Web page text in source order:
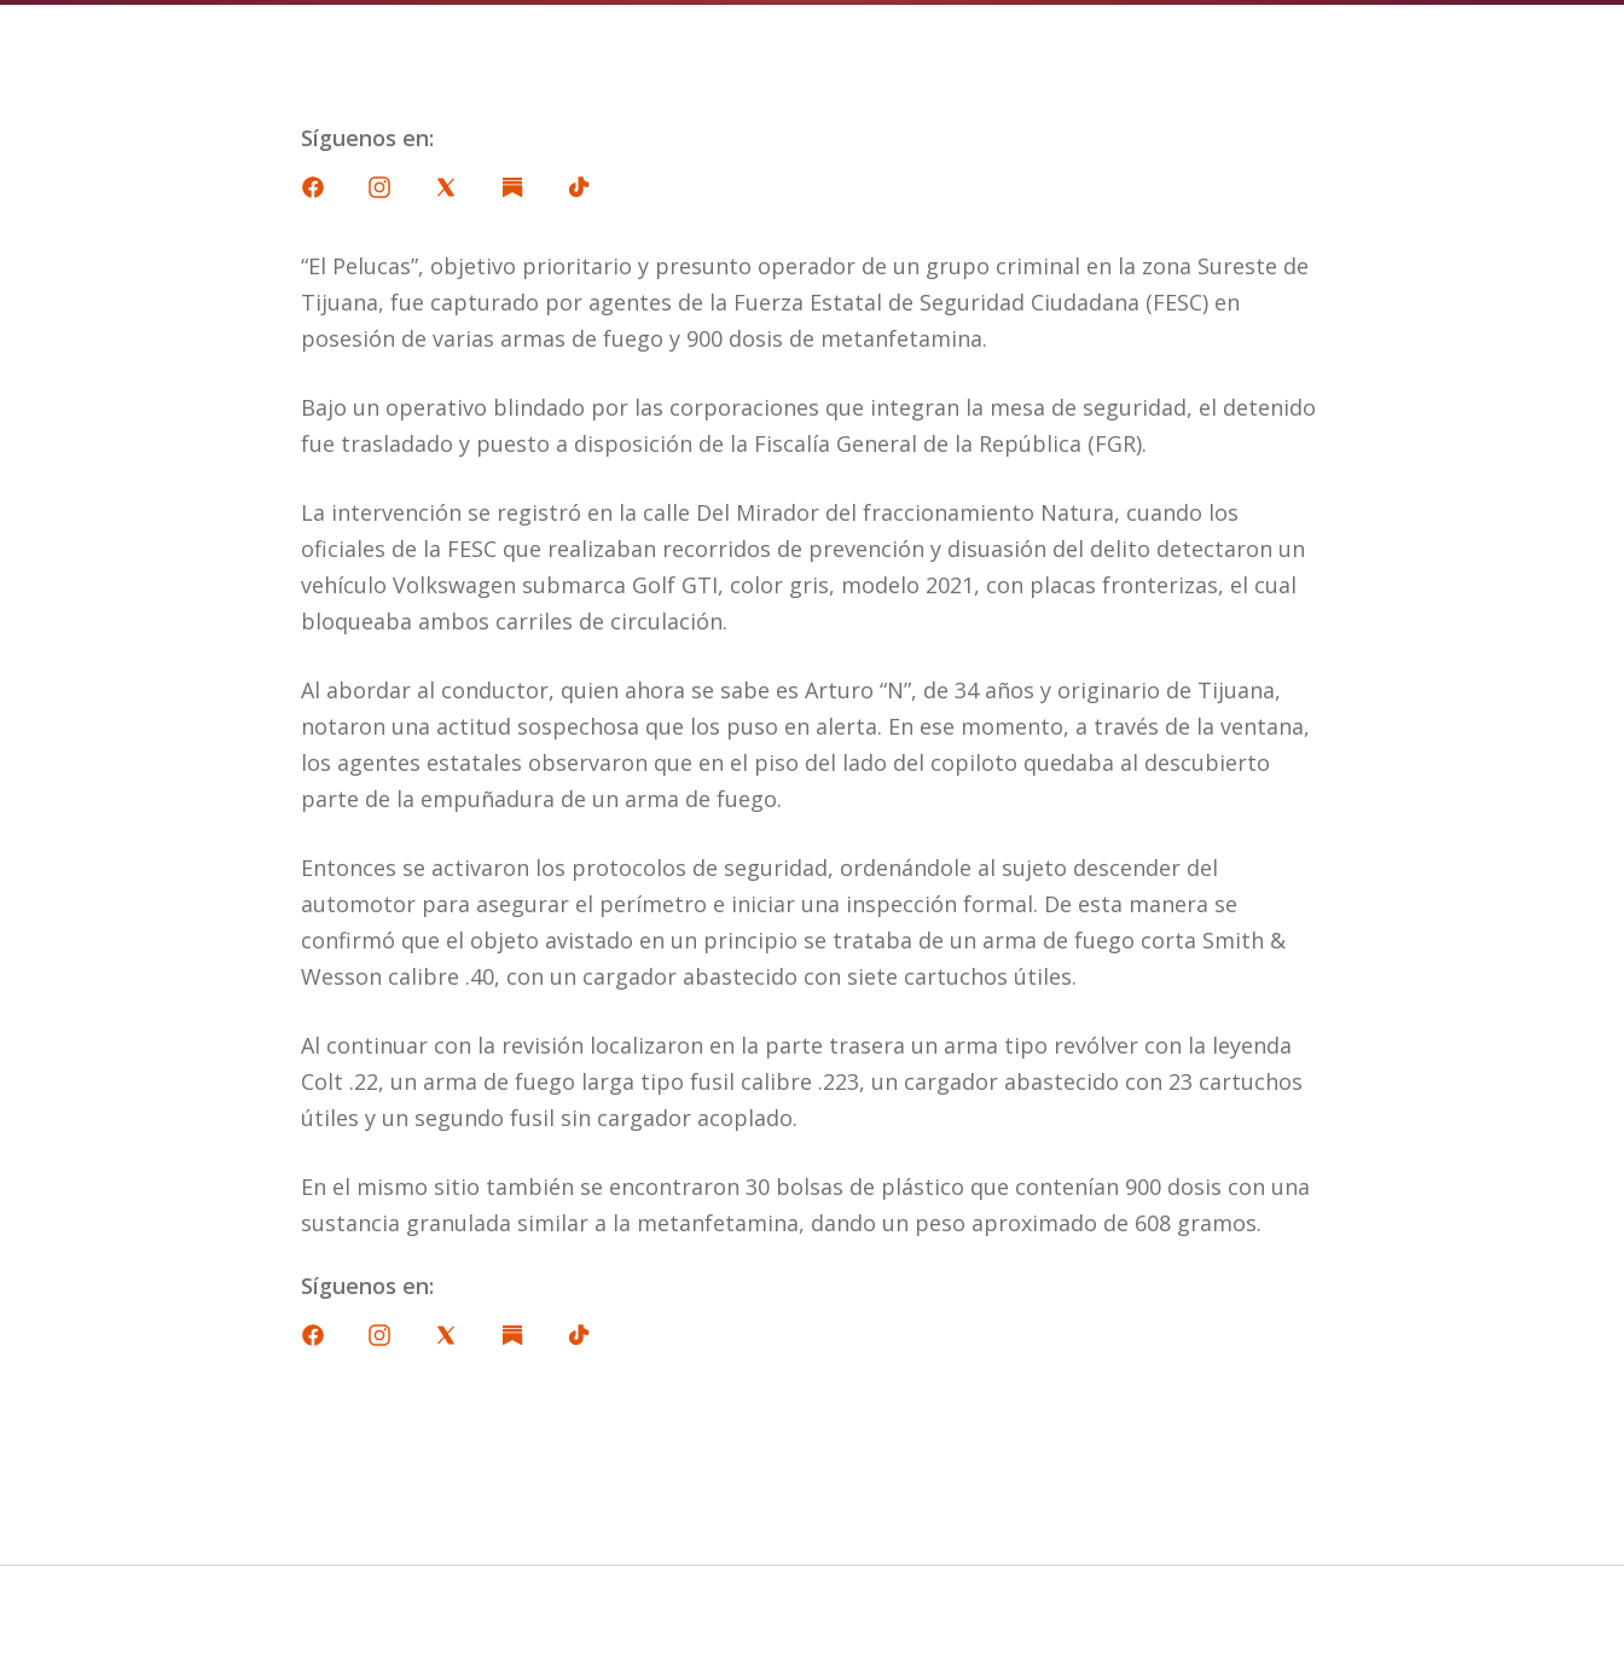
Síguenos en:
“El Pelucas”, objetivo prioritario y presunto operador de un grupo criminal en la zona Sureste de
Tijuana, fue capturado por agentes de la Fuerza Estatal de Seguridad Ciudadana (FESC) en
posesión de varias armas de fuego y 900 dosis de metanfetamina.
Bajo un operativo blindado por las corporaciones que integran la mesa de seguridad, el detenido
fue trasladado y puesto a disposición de la Fiscalía General de la República (FGR).
La intervención se registró en la calle Del Mirador del fraccionamiento Natura, cuando los
oficiales de la FESC que realizaban recorridos de prevención y disuasión del delito detectaron un
vehículo Volkswagen submarca Golf GTI, color gris, modelo 2021, con placas fronterizas, el cual
bloqueaba ambos carriles de circulación.
Al abordar al conductor, quien ahora se sabe es Arturo “N”, de 34 años y originario de Tijuana,
notaron una actitud sospechosa que los puso en alerta. En ese momento, a través de la ventana,
los agentes estatales observaron que en el piso del lado del copiloto quedaba al descubierto
parte de la empuñadura de un arma de fuego.
Entonces se activaron los protocolos de seguridad, ordenándole al sujeto descender del
automotor para asegurar el perímetro e iniciar una inspección formal. De esta manera se
confirmó que el objeto avistado en un principio se trataba de un arma de fuego corta Smith &
Wesson calibre .40, con un cargador abastecido con siete cartuchos útiles.
Al continuar con la revisión localizaron en la parte trasera un arma tipo revólver con la leyenda
Colt .22, un arma de fuego larga tipo fusil calibre .223, un cargador abastecido con 23 cartuchos
útiles y un segundo fusil sin cargador acoplado.
En el mismo sitio también se encontraron 30 bolsas de plástico que contenían 900 dosis con una
sustancia granulada similar a la metanfetamina, dando un peso aproximado de 608 gramos.
Síguenos en: